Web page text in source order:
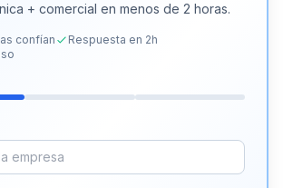
+ comercial en menos de 2 horas.
confían
Respuesta en 2h